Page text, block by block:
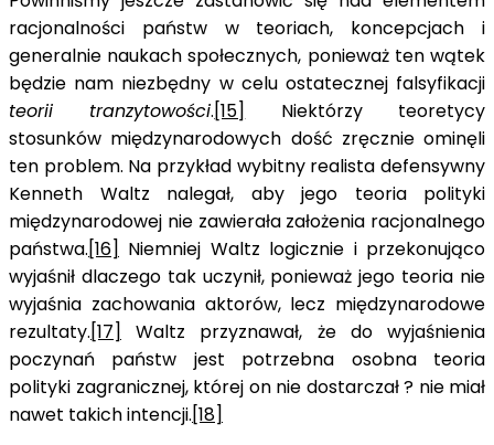
racjonalności państw w teoriach, koncepcjach i
generalnie naukach społecznych, ponieważ ten wątek
będzie nam niezbędny w celu ostatecznej falsyfikacji
teorii tranzytowości.[15]
Niektórzy teoretycy
stosunków międzynarodowych dość zręcznie ominęli
ten problem. Na przykład wybitny realista defensywny
Kenneth Waltz nalegał, aby jego teoria polityki
międzynarodowej nie zawierała założenia racjonalnego
państwa.[16] Niemniej Waltz logicznie i przekonująco
wyjaśnił dlaczego tak uczynił, ponieważ jego teoria nie
wyjaśnia zachowania aktorów, lecz międzynarodowe
rezultaty.[17]
Waltz przyznawał, że do wyjaśnienia
poczynań państw jest potrzebna osobna teoria
polityki zagranicznej, której on nie dostarczał ? nie miał
nawet takich intencji.[18]